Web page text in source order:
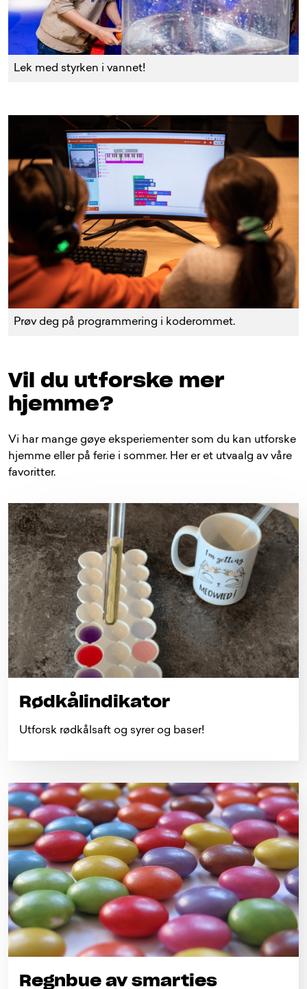
Lek med styrken i vannet!
Prøv deg på programmering i koderommet.
Vil du utforske mer
hjemme?
Vi har mange gøye eksperiementer som du kan utforske
hjemme eller på ferie i sommer. Her er et utvaalg av våre
favoritter.
Rødkålindikator
Utforsk rødkålsaft og syrer og baser!
Regnbue av smarties